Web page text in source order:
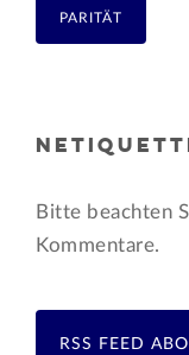
PARITÄT
Bitte beachten
Kommentare.
RSS FEED